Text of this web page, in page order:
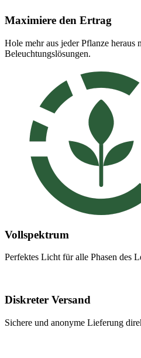
Maximiere den Ertrag
Hole mehr aus jeder Pflanze heraus
Beleuchtungslösungen.
Vollspektrum
Perfektes Licht für alle Phasen des
Diskreter Versand
Sichere und anonyme Lieferung